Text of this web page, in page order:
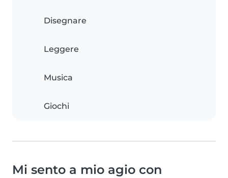
Disegnare
Leggere
Musica
Giochi
Mi sento a mio agio con